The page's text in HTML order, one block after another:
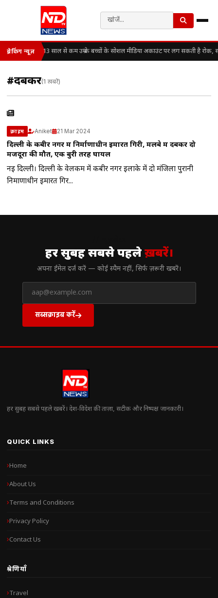
ब्रेकिंग न्यूज़ 13 साल से कम उम्र के बच्चों के सोशल मीडिया अकाउंट पर लग सकती है रोक,
#दबकर(1 खबरें)
क्राइम Aniket 21 Mar 2024
दिल्ली के कबीर नगर में निर्माणाधीन इमारत गिरी, मलबे में दबकर दो
मजदूरों की मौत, एक बुरी तरह घायल
नई दिल्ली। दिल्ली के वेलकम में कबीर नगर इलाके में दो मंजिला पुरानी
निर्माणाधीन इमारत गिर...
हर सुबह सबसे पहलेख़बरें।
अपना ईमेल दर्ज करें — कोई स्पैम नहीं, सिर्फ ज़रूरी खबरें।
सब्सक्राइब करें
हर सुबह सबसे पहले खबरें। देश-विदेश की ताज़ा, सटीक और निष्पक्ष जानकारी।
QUICK LINKS
Home
About Us
Terms and Conditions
Privacy Policy
Contact Us
श्रेणियाँ
Travel